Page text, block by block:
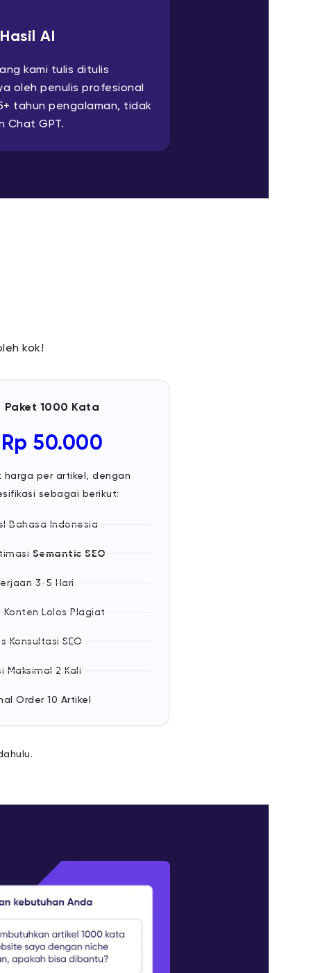
AI
kami tulis ditulis
oleh penulis profesional
tahun pengalaman, tidak
Chat GPT.
kok!
Paket 1000 Kata
Rp 50.000
harga per artikel, dengan
sebagai berikut:
Bahasa Indonesia
Semantic SEO
3-5 Hari
Konten Lolos Plagiat
Konsultasi SEO
Maksimal 2 Kali
Order 10 Artikel